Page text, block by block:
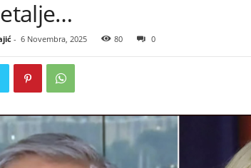
- 6 Novembra, 2025 80 0